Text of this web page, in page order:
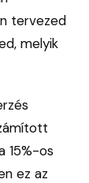
tervezed
melyik
15%-os
ez az